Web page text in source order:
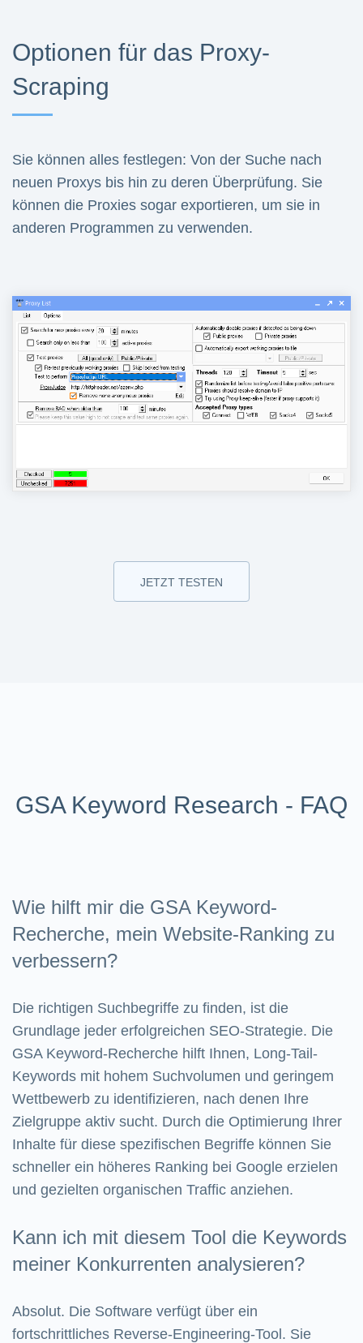
Optionen für das Proxy-
Scraping
Sie können alles festlegen: Von der Suche nach
neuen Proxys bis hin zu deren Überprüfung. Sie
können die Proxies sogar exportieren, um sie in
anderen Programmen zu verwenden.
JETZT TESTEN
GSA Keyword Research - FAQ
Wie hilft mir die GSA Keyword-
Recherche, mein Website-Ranking zu
verbessern?
Die richtigen Suchbegriffe zu finden, ist die
Grundlage jeder erfolgreichen SEO-Strategie. Die
GSA Keyword-Recherche hilft Ihnen, Long-Tail-
Keywords mit hohem Suchvolumen und geringem
Wettbewerb zu identifizieren, nach denen Ihre
Zielgruppe aktiv sucht. Durch die Optimierung Ihrer
Inhalte für diese spezifischen Begriffe können Sie
schneller ein höheres Ranking bei Google erzielen
und gezielten organischen Traffic anziehen.
Kann ich mit diesem Tool die Keywords
meiner Konkurrenten analysieren?
Absolut. Die Software verfügt über ein
fortschrittliches Reverse-Engineering-Tool. Sie